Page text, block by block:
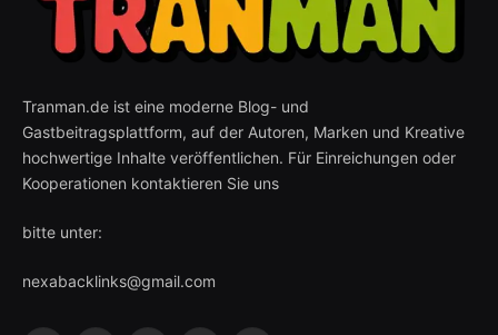
Tranman.de ist eine moderne Blog- und
Gastbeitragsplattform, auf der Autoren, Marken und Kreative
hochwertige Inhalte veröffentlichen. Für Einreichungen oder
Kooperationen kontaktieren Sie uns
bitte unter:
nexabacklinks@gmail.com